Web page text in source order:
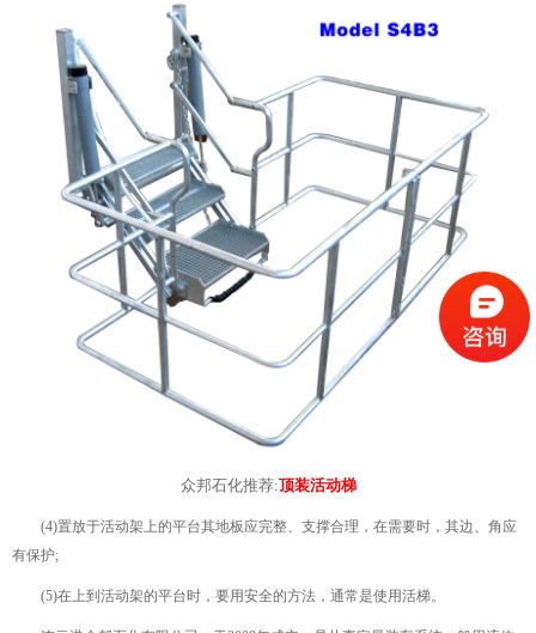
众邦石化推荐:顶装活动梯
(4)置放于活动架上的平台其地板应完整、支撑合理，在需要时，其边、角应
有保护;
(5)在上到活动架的平台时，要用安全的方法，通常是使用活梯。